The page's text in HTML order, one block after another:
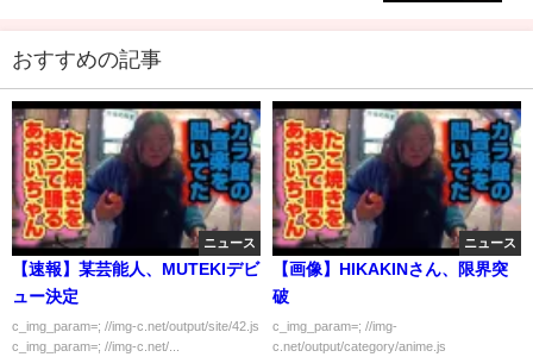
おすすめの記事
ニュース
【速報】某芸能人、MUTEKIデビ
ュー決定
c_img_param=; //img-c.net/output/site/42.js
c_img_param=; //img-c.net/...
ニュース
【画像】HIKAKINさん、限界突
破
c_img_param=; //img-
c.net/output/category/anime.js